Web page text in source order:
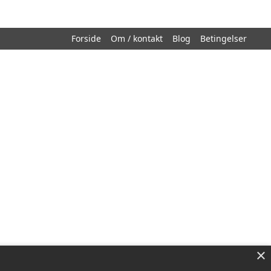
Forside Om / kontakt Blog Betingelser
×